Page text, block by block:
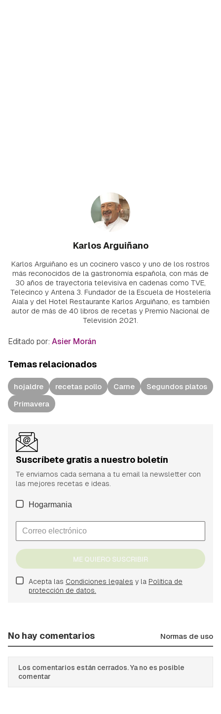
Karlos Arguiñano
Karlos Arguiñano es un cocinero vasco y uno de los rostros
más reconocidos de la gastronomía española, con más de
30 años de trayectoria televisiva en cadenas como TVE,
Telecinco y Antena 3. Fundador de la Escuela de Hostelería
Aiala y del Hotel Restaurante Karlos Arguiñano, es también
autor de más de 40 libros de recetas y Premio Nacional de
Televisión 2021.
Editado por: Asier Morán
Temas relacionados
hojaldre recetas pollo Carne
Segundos platos
Primavera
Suscríbete gratis a nuestro boletín
Te enviamos cada semana a tu email la newsletter con
las mejores recetas e ideas.
Hogarmania
ME QUIERO SUSCRIBIR
Acepta las Condiciones legales y la Política de
protección de datos.
No hay comentarios Normas de uso
Los comentarios están cerrados. Ya no es posible
comentar